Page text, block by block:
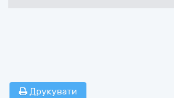
Друкувати